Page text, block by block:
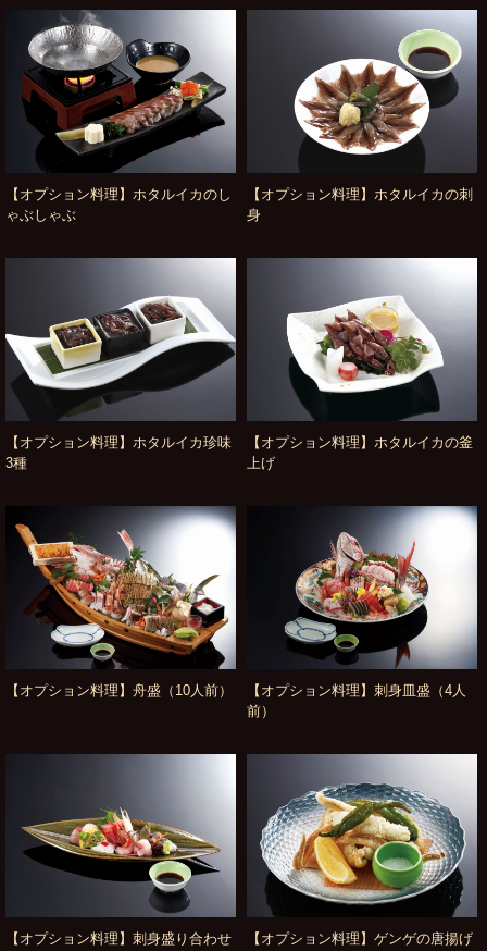
【オプション料理】ホタルイカのし
ゃぶしゃぶ
【オプション料理】ホタルイカの刺
身
【オプション料理】ホタルイカ珍味
3種
【オプション料理】ホタルイカの釜
上げ
【オプション料理】舟盛（10人前）
【オプション料理】刺身皿盛（4人
前）
【オプション料理】刺身盛り合わせ 【オプション料理】ゲンゲの唐揚げ